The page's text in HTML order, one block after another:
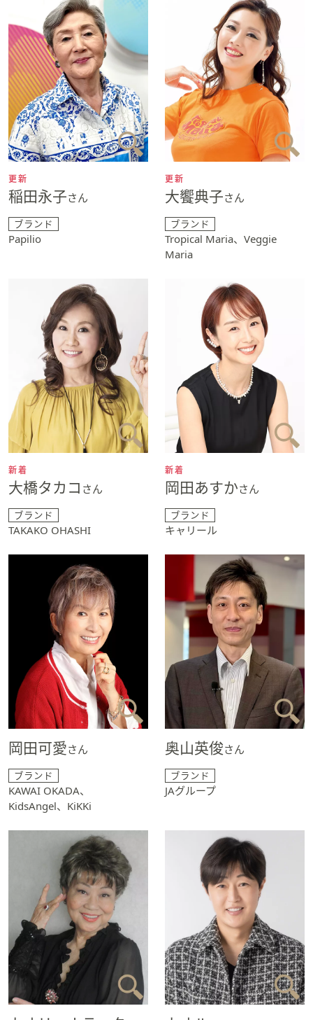
更新
稲田永子さん
ブランド
Papilio
更新
大饗典子さん
ブランド
Tropical Maria、Veggie
Maria
新着
大橋タカコ さん
ブランド
TAKAKO OHASHI
新着
岡田あすかさん
ブランド
キャリール
岡田可愛さん
ブランド
KAWAI OKADA、
KidsAngel、KiKKi
奥山英俊さん
ブランド
JAグループ